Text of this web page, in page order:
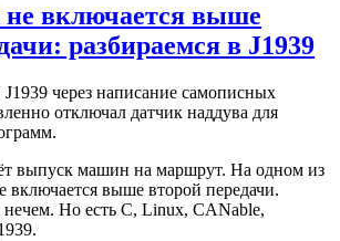
включается выше
разбираемся в J1939
через написание самописных
отключал датчик наддува для
выпуск машин на маршрут. На одном из
выше второй передачи.
нечем. Но есть C, Linux, CANable,